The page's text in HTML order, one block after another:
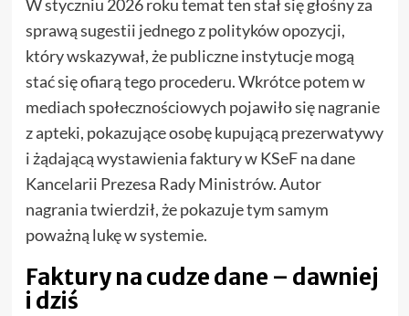
W styczniu 2026 roku temat ten stał się głośny za
sprawą sugestii jednego z polityków opozycji,
który wskazywał, że publiczne instytucje mogą
stać się ofiarą tego procederu. Wkrótce potem w
mediach społecznościowych pojawiło się nagranie
z apteki, pokazujące osobę kupującą prezerwatywy
i żądającą wystawienia faktury w KSeF na dane
Kancelarii Prezesa Rady Ministrów. Autor
nagrania twierdził, że pokazuje tym samym
poważną lukę w systemie.
Faktury na cudze dane – dawniej
i dziś